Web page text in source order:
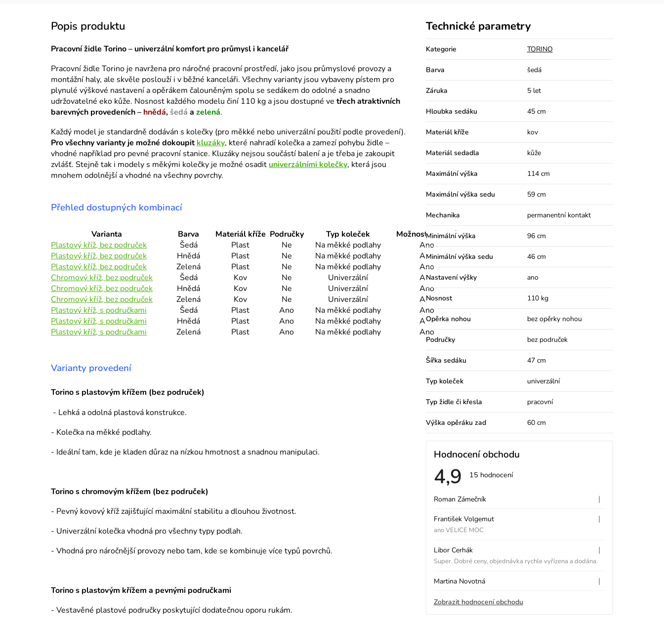
Pracovní židle Torino – univerzální komfort pro průmysl i kancelář
Pracovní židle Torino je navržena pro náročné pracovní prostředí, jako jsou průmyslové provozy a
montážní haly, ale skvěle poslouží i v běžné kanceláři. Všechny varianty jsou vybaveny pístem pro
plynulé výškové nastavení a opěrákem čalouněným spolu se sedákem do odolné a snadno
udržovatelné eko kůže. Nosnost každého modelu činí 110 kg a jsou dostupné ve třech atraktivních
barevných provedeních – hnědá,šedá a zelená.
Každý model je standardně dodáván s kolečky (pro měkké nebo univerzální použití podle provedení).
Pro všechny varianty je možné dokoupitkluzáky, které nahradí kolečka a zamezí pohybu židle –
vhodné například pro pevné pracovní stanice. Kluzáky nejsou součástí balení a je třeba je zakoupit
zvlášť. Stejně tak i modely s měkými kolečky je možné osadit univerzálními kolečky, která jsou
mnohem odolnější a vhodné na všechny povrchy.
Přehled dostupných kombinací
Varianta Barva Materiál kříže Područky Typ koleček
Možnost kluzáků
Plastový kříž, bez područek
Šedá Plast Ne Na měkké podlahy
Ano
Plastový kříž, bez područek
Hnědá Plast Ne Na měkké podlahy
Ano
Plastový kříž, bez područek
Zelená Plast Ne Na měkké podlahy
Ano
Chromový kříž, bez područek
Šedá Kov Ne Univerzální
Ano
Chromový kříž, bez područek
Hnědá Kov Ne Univerzální
Ano
Chromový kříž, bez područek
Zelená Kov Ne Univerzální
Ano
Plastový kříž, s područkami
Šedá Plast Ano Na měkké podlahy
Ano
Plastový kříž, s područkami
Hnědá Plast Ano Na měkké podlahy
Ano
Plastový kříž, s područkami
Zelená Plast Ano Na měkké podlahy Ano
Varianty provedení
Torino s plastovým křížem (bez područek)
- Lehká a odolná plastová konstrukce.
- Kolečka na měkké podlahy.
- Ideální tam, kde je kladen důraz na nízkou hmotnost a snadnou manipulaci.
Torino s chromovým křížem (bez područek)
- Pevný kovový kříž zajišťující maximální stabilitu a dlouhou životnost.
- Univerzální kolečka vhodná pro všechny typy podlah.
- Vhodná pro náročnější provozy nebo tam, kde se kombinuje více typů povrchů.
Torino s plastovým křížem a pevnými područkami
- Vestavěné plastové područky poskytující dodatečnou oporu rukám.
Technické parametry
Kategorie TORINO
Barva šedá
Záruka 5 let
Hloubka sedáku 45 cm
Materiál kříže kov
Materiál sedadla kůže
Maximální výška 114 cm
Maximální výška sedu 59 cm
Mechanika permanentní kontakt
Minimální výška 96 cm
Minimální výška sedu 46 cm
Nastavení výšky ano
Nosnost 110 kg
Opěrka nohou bez opěrky nohou
Područky bez područek
Šířka sedáku 47 cm
Typ koleček univerzální
Typ židle či křesla pracovní
Výška opěráku zad 60 cm
Hodnocení obchodu
4,9 Průměrné
je
z
5
hvězdiček.
15 hodnocení
V
ý
p
i
s
h
o
Roman Zámečník Hodnocení obchodu je 5 z 5
|
František Volgemut Hodnocení obchodu je 5 z 5
|
ano VELICE MOC
Libor Cerhák Hodnocení obchodu je 5 z 5
|
Super. Dobré ceny, objednávka rychle vyřízena a dodána.
Martina Novotná Hodnocení obchodu je 5 z 5
|
Zobrazit hodnocení obchodu